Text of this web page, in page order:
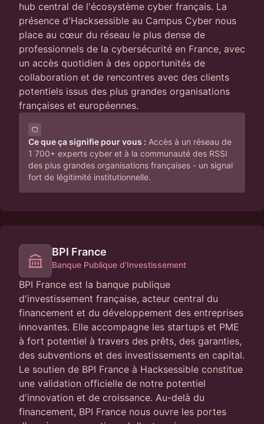
hub central de l'écosystème cyber français. La
présence d'Hacksessible au Campus Cyber nous
place au cœur du réseau le plus dense de
professionnels de la cybersécurité en France, avec
un accès quotidien à des opportunités de
collaboration et de rencontres avec des clients
potentiels issus des plus grandes organisations
françaises et européennes.
Ce que ça signifie pour vous : Accès à un réseau de
1 700+ experts cyber et à la communauté des RSSI
des plus grandes organisations françaises - un signal
fort de légitimité institutionnelle.
BPI France
Banque Publique d'Investissement
BPI France est la banque publique
d'investissement française, acteur central du
financement et du développement des entreprises
innovantes. Elle accompagne les startups et PME
à fort potentiel à travers des prêts, des garanties,
des subventions et des investissements en capital.
Le soutien de BPI France à Hacksessible constitue
une validation officielle de notre potentiel
d'innovation et de croissance. Au-delà du
financement, BPI France nous ouvre les portes